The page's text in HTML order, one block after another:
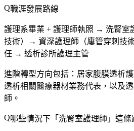
職涯發展路線
護理系畢業 + 護理師執照 → 洗腎室
技術）→ 資深護理師（廔管穿刺技
任 → 透析診所護理主管
進階轉型方向包括：居家腹膜透析
透析相關醫療器材業務代表，以及
師。
哪些情況下「洗腎室護理師」這條